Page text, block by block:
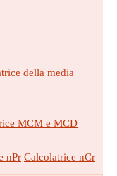
della media
MCM e MCD
nPr Calcolatrice nCr